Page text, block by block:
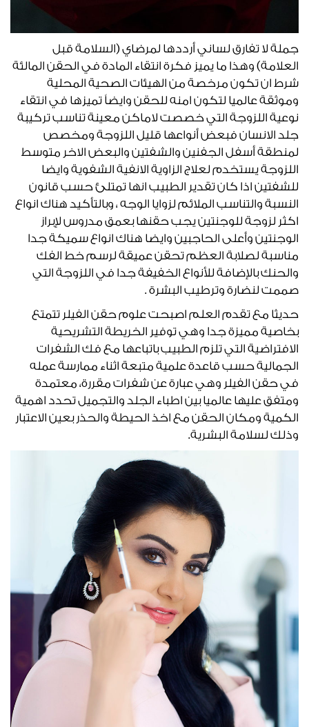
جملة لا تفارق لساني أرددها لمرضاي (السلامة قبل
العلامة) وهذا ما يميز فكرة انتقاء المادة في الحقن المالئة
شرط ان تكون مرخصة من الهيئات الصحية المحلية
وموثقة عالميا لتكون امنه للحقن وايضاً تميزها في انتقاء
نوعية اللزوجة التي خصصت لاماكن معينة تناسب تركيبة
جلد الانسان فبعض أنواعها قليل اللزوجة ومخصص
لمنطقة أسفل الجفنين والشفتين والبعض الاخر متوسط
اللزوجة يستخدم لعلاج الزاوية الانفية الشفوية وايضا
للشفتين اذا كان تقدير الطبيب انها تمتلئ حسب قانون
النسبة والتناسب الملائم لزوايا الوجه ، وبالتأكيد هناك انواع
اكثر لزوجة للوجنتين يجب حقنها بعمق مدروس لإبراز
الوجنتين وأعلى الحاجبين وايضا هناك انواع سميكة جدا
مناسبة لصلابة العظم تحقن عميقة لرسم خط الفك
والحنك بالإضافة للأنواع الخفيفة جدا في اللزوجة التي
صممت لنضارة وترطيب البشرة .
حديثا مع تقدم العلم اصبحت علوم حقن الفيلر تتمتع
بخاصية مميزة جدا وهي توفير الخريطة التشريحية
الافتراضية التي تلزم الطبيب باتباعها مع فك الشفرات
الجمالية حسب قاعدة علمية متبعة اثناء ممارسة عمله
في حقن الفيلر وهي عبارة عن شفرات مقررة، معتمدة
ومتفق عليها عالميا بين اطباء الجلد والتجميل تحدد اهمية
الكمية ومكان الحقن مع اخذ الحيطة والحذر بعين الاعتبار
وذلك لسلامة البشرية.